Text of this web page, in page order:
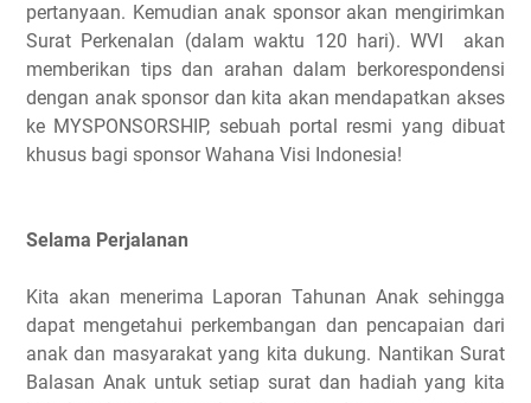
pertanyaan. Kemudian anak sponsor akan mengirimkan
Surat Perkenalan (dalam waktu 120 hari). WVI akan
memberikan tips dan arahan dalam berkorespondensi
dengan anak sponsor dan kita akan mendapatkan akses
ke MYSPONSORSHIP, sebuah portal resmi yang dibuat
khusus bagi sponsor Wahana Visi Indonesia!
Selama Perjalanan
Kita akan menerima Laporan Tahunan Anak sehingga
dapat mengetahui perkembangan dan pencapaian dari
anak dan masyarakat yang kita dukung. Nantikan Surat
Balasan Anak untuk setiap surat dan hadiah yang kita